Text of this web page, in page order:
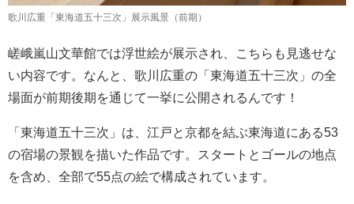
歌川広重「東海道五十三次」展示風景（前期）
嵯峨嵐山文華館では浮世絵が展示され、こちらも見逃せな
い内容です。なんと、歌川広重の「東海道五十三次」の全
場面が前期後期を通じて一挙に公開されるんです！
「東海道五十三次」は、江戸と京都を結ぶ東海道にある53
の宿場の景観を描いた作品です。スタートとゴールの地点
を含め、全部で55点の絵で構成されています。